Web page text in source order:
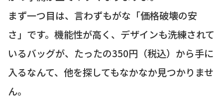
まず一つ目は、言わずもがな「価格破壊の安
さ」です。機能性が高く、デザインも洗練されて
いるバッグが、たったの350円（税込）から手に
入るなんて、他を探してもなかなか見つかりませ
ん。